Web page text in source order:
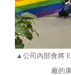
▲公司內部會將
廠的